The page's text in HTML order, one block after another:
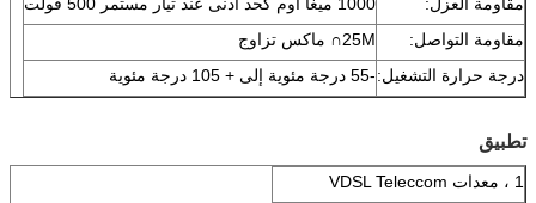
مقاومة التواصل:
25M∩ ماكس تزاوج
درجة حرارة التشغيل:-55 درجة مئوية إلى + 105 درجة مئوية
تطبيق
1 ، معدات VDSL Teleccom